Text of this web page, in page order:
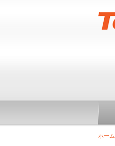
ホーム